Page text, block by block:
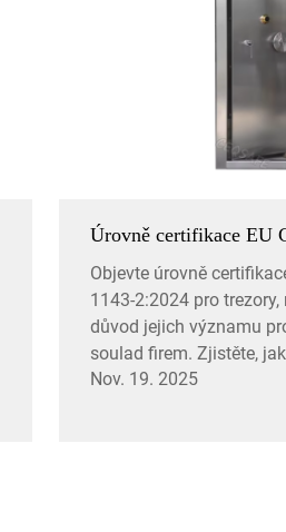
Úrovně certifikace EU
Objevte úrovně
1143-2:2024 pro
důvod jejich významu
soulad firem. Zjistěte,
třídu.
Nov. 19. 2025